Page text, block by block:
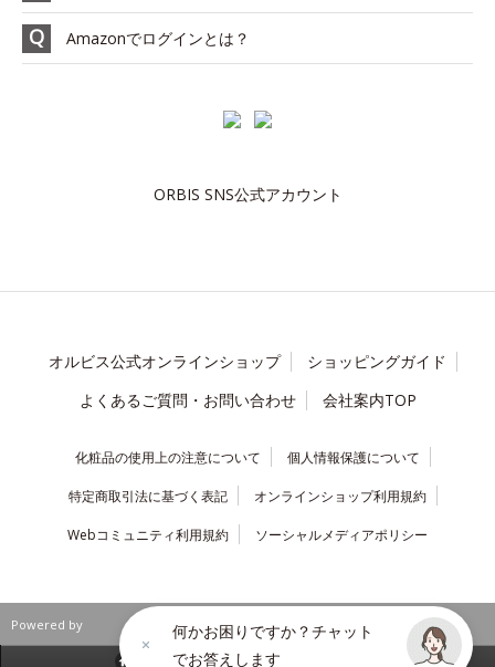
Amazonでログインとは？
ORBIS SNS公式アカウント
オルビス公式オンラインショップ
ショッピングガイド
よくあるご質問・お問い合わせ
会社案内TOP
化粧品の使用上の注意について 個人情報保護について
特定商取引法に基づく表記 オンラインショップ利用規約
Webコミュニティ利用規約 ソーシャルメディアポリシー
Powered by
何かお困りですか？チャット
でお答えします